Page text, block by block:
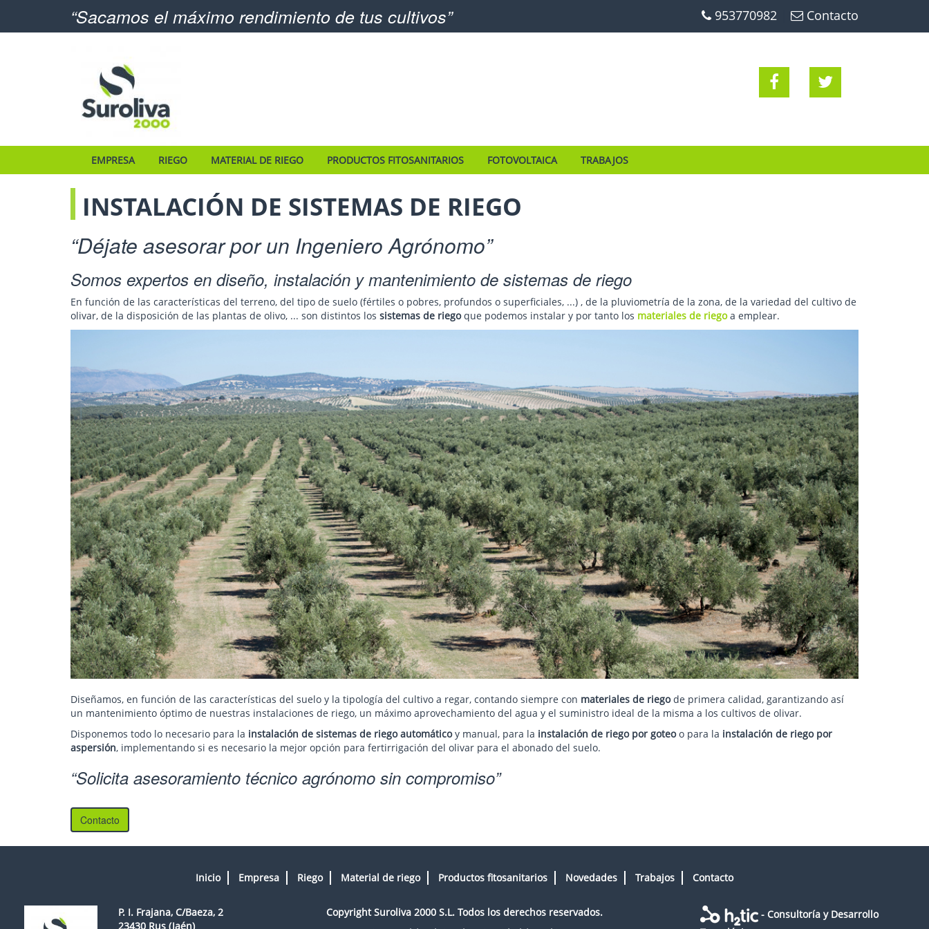
Sacamos el máximo rendimiento de tus cultivos 953770982 Contacto
EMPRESA RIEGO MATERIAL DE RIEGO PRODUCTOS FITOSANITARIOS FOTOVOLTAICA TRABAJOS
INSTALACIÓN DE SISTEMAS DE RIEGO
Déjate asesorar por un Ingeniero Agrónomo
Somos expertos en diseño, instalación y mantenimiento de sistemas de riego
En función de las características del terreno, del tipo de suelo (fértiles o pobres, profundos o superficiales, ...) , de la pluviometría de la zona, de la variedad del cultivo de
olivar, de la disposición de las plantas de olivo, ... son distintos los sistemas de riegoque podemos instalar y por tanto los materiales de riegoa emplear.
Diseñamos, en función de las características del suelo y la tipología del cultivo a regar, contando siempre con materiales de riegode primera calidad, garantizando así
un mantenimiento óptimo de nuestras instalaciones de riego, un máximo aprovechamiento del agua y el suministro ideal de la misma a los cultivos de olivar.
Disponemos todo lo necesario para la instalación de sistemas de riego automáticoy manual, para la instalación de riego por goteoo para la instalación de riego por
aspersión, implementando si es necesario la mejor opción para fertirrigación del olivar para el abonado del suelo.
Solicita asesoramiento técnico agrónomo sin compromiso
Contacto
Inicio Empresa Riego Material de riego Productos fitosanitarios Novedades Trabajos Contacto
P. I. Frajana, C/Baeza, 2
23430 Rus (Jaén)
Copyright Suroliva 2000 S.L. Todos los derechos reservados.
- Consultoría y Desarrollo